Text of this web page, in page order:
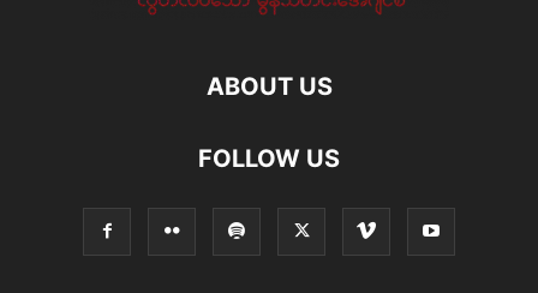
ABOUT US
FOLLOW US